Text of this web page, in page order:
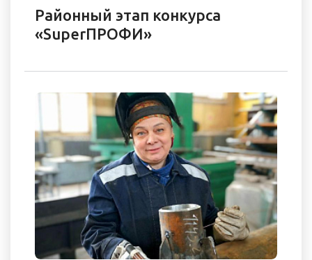
Районный этап конкурса
«SuperПРОФИ»